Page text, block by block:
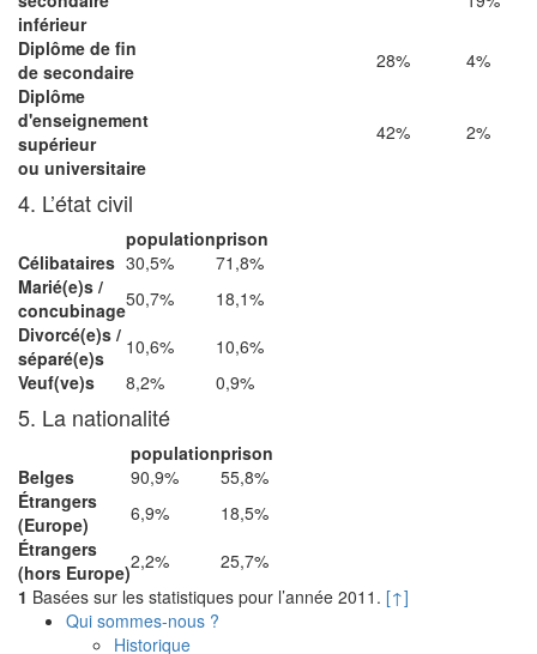
inférieur
Diplôme de fin
de secondaire
28%
4%
Diplôme
d'enseignement
supérieur
ou universitaire
42% 2%
4. L’état civil
populationprison
Célibataires 30,5%
71,8%
Marié(e)s /
concubinage50,7%
18,1%
Divorcé(e)s /
séparé(e)s
10,6%
10,6%
Veuf(ve)s
8,2% 0,9%
5. La nationalité
populationprison
Belges
90,9%
55,8%
Étrangers
(Europe)
6,9%
18,5%
Étrangers
(hors Europe)2,2%
25,7%
1 Basées sur les statistiques pour l’année 2011. [↑]
Qui sommes-nous ?
Historique